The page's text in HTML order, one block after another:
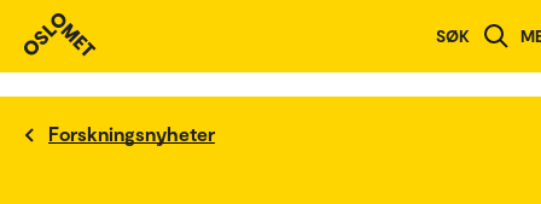
SØK
Forskningsnyheter